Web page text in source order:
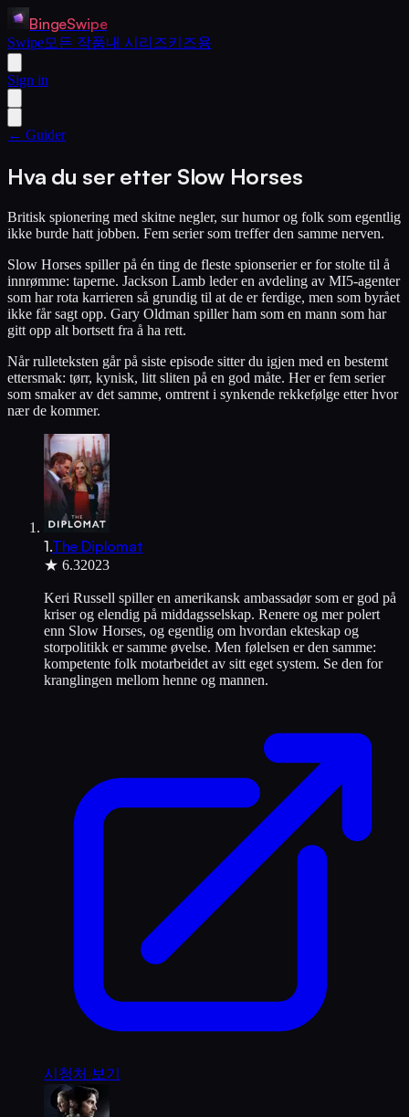
BingeSwipe
Swipe모든 작품내 시리즈키즈용
Sign in
← Guider
Hva du ser etter Slow Horses
Britisk spionering med skitne negler, sur humor og folk som egentlig
ikke burde hatt jobben. Fem serier som treffer den samme nerven.
Slow Horses spiller på én ting de fleste spionserier er for stolte til å
innrømme: taperne. Jackson Lamb leder en avdeling av MI5-agenter
som har rota karrieren så grundig til at de er ferdige, men som byrået
ikke får sagt opp. Gary Oldman spiller ham som en mann som har
gitt opp alt bortsett fra å ha rett.
Når rulleteksten går på siste episode sitter du igjen med en bestemt
ettersmak: tørr, kynisk, litt sliten på en god måte. Her er fem serier
som smaker av det samme, omtrent i synkende rekkefølge etter hvor
nær de kommer.
1.The Diplomat
★ 6.32023
Keri Russell spiller en amerikansk ambassadør som er god på
kriser og elendig på middagsselskap. Renere og mer polert
enn Slow Horses, og egentlig om hvordan ekteskap og
storpolitikk er samme øvelse. Men følelsen er den samme:
kompetente folk motarbeidet av sitt eget system. Se den for
kranglingen mellom henne og mannen.
시청처 보기